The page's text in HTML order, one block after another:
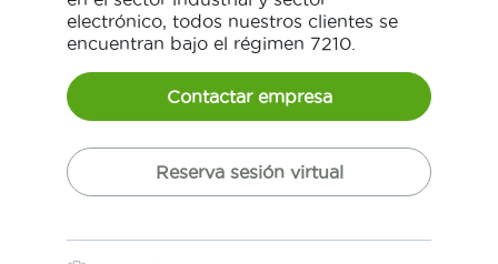
electrónico, todos nuestros clientes se
encuentran bajo el régimen 7210.
Contactar empresa
Reserva sesión virtual